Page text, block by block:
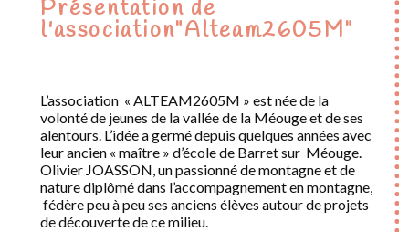
Présentation de
l'association"Alteam2605M"
L’association « ALTEAM2605M » est née de la
volonté de jeunes de la vallée de la Méouge et de ses
alentours. L’idée a germé depuis quelques années avec
leur ancien « maître » d’école de Barret sur Méouge.
Olivier JOASSON, un passionné de montagne et de
nature diplômé dans l’accompagnement en montagne,
fédère peu à peu ses anciens élèves autour de projets
de découverte de ce milieu.